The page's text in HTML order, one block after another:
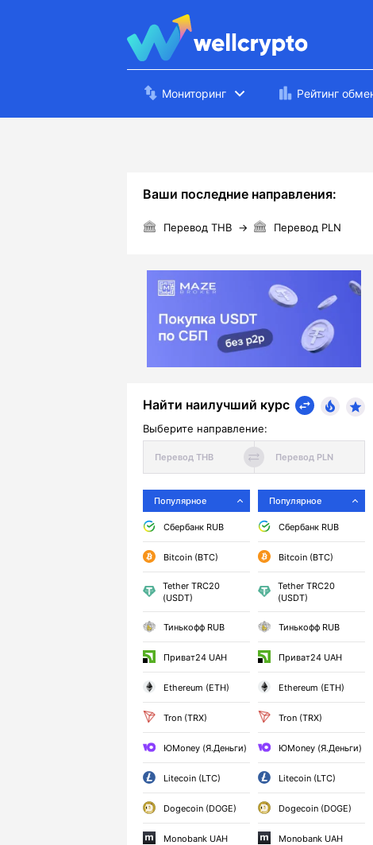
Мониторинг Рейтинг
Ваши последние направления:
Перевод THB → Перевод PLN
Найти наилучший курс
Выберите направление:
Популярное
Сбербанк RUB
Bitcoin (BTC)
Tether TRC20
(USDT)
Тинькофф RUB
Приват24 UAH
Ethereum (ETH)
Tron (TRX)
ЮMoney (Я.Деньги)
Litecoin (LTC)
Dogecoin (DOGE)
Monobank UAH
Популярное
Сбербанк RUB
Bitcoin (BTC)
Tether TRC20
(USDT)
Тинькофф RUB
Приват24 UAH
Ethereum (ETH)
Tron (TRX)
ЮMoney (Я.Деньги)
Litecoin (LTC)
Dogecoin (DOGE)
Monobank UAH